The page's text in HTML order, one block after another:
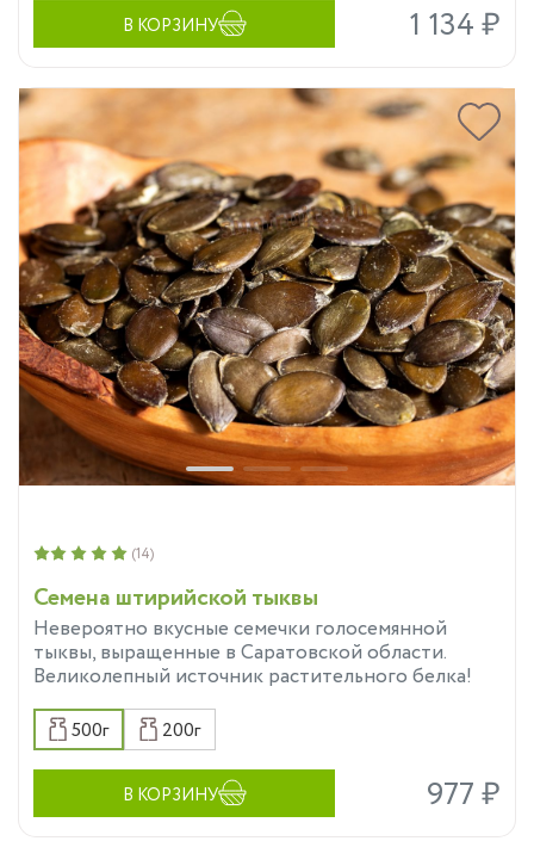
В КОРЗИНУ 1 134 ₽
Семена штирийской тыквы
Невероятно вкусные семечки голосемянной
тыквы, выращенные в Саратовской области.
Великолепный источник растительного белка!
(14)
500г 200г
В КОРЗИНУ 977 ₽